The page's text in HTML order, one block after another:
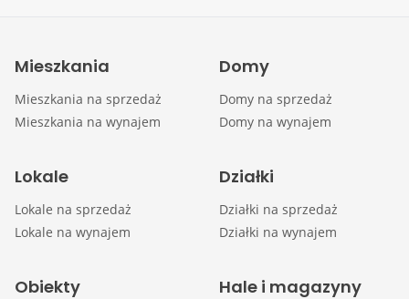
Mieszkania
Mieszkania na sprzedaż
Mieszkania na wynajem
Domy
Domy na sprzedaż
Domy na wynajem
Lokale
Lokale na sprzedaż
Lokale na wynajem
Działki
Działki na sprzedaż
Działki na wynajem
Obiekty Hale i magazyny